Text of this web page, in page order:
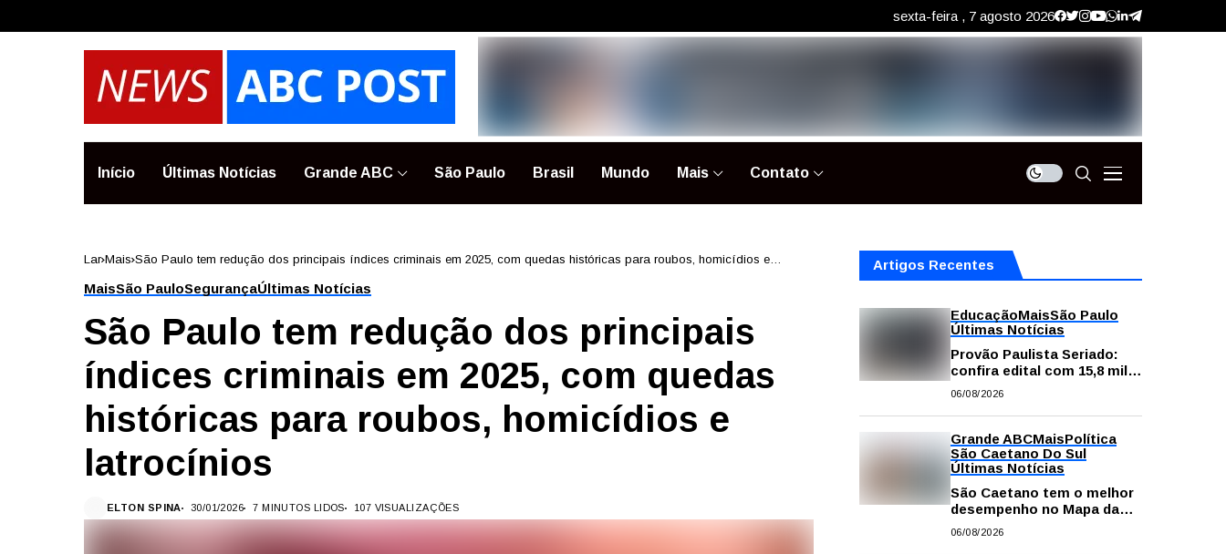
sexta-feira , 7 agosto 2026
Início Últimas Notícias Grande ABC São Paulo Brasil Mundo Mais Contato
Lar Mais São Paulo tem redução dos principais índices criminais em 2025, com quedas históricas para roubos, homicídios e
MaisSão PauloSegurançaÚltimas Notícias
São Paulo tem redução dos principais
índices criminais em 2025, com quedas
históricas para roubos, homicídios e
latrocínios
ELTON SPINA 30/01/2026 7 MINUTOS LIDOS 107 VISUALIZAÇÕES
Artigos Recentes
EducaçãoMaisSão Paulo
Últimas Notícias
Provão Paulista Seriado:
confira edital com 15,8 mil
vagas para ensino superior
06/08/2026
Grande ABCMaisPolítica
São Caetano Do Sul
Últimas Notícias
São Caetano tem o melhor
desempenho no Mapa da
Desigualdade da Grande SP
06/08/2026